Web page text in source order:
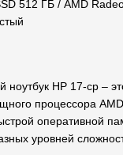
512 ГБ / AMD
HP 17-cp –
процессора
оперативной
уровней